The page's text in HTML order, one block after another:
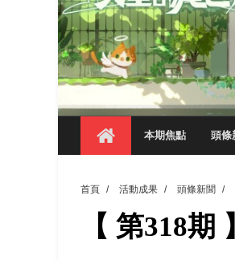
數據後的溫度：財
森城建設股份有限
產學合作新里程
英文公園 315期
【 第404期 】影
【 第404期 】你
【 第404期 】探
【 第404期 】從
本期焦點 頭條
首頁 / 活動成果 / 頭條新聞 /
【 第318